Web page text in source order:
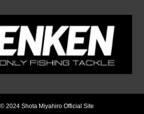
2024 Shota Miyahiro Official Site